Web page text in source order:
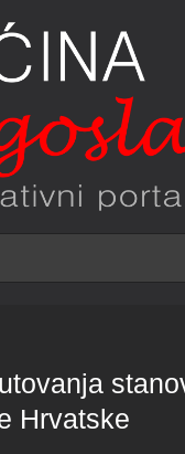
Hrvatske